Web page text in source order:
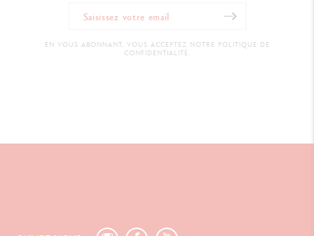
EN VOUS ABONNANT, VOUS ACCEPTEZ NOTRE POLITIQUE DE
CONFIDENTIALITÉ.